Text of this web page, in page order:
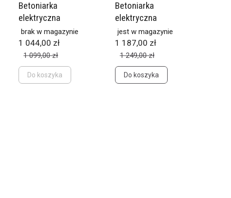
Betoniarka
elektryczna
brak w magazynie
1 044,00 zł
1 099,00 zł
Do koszyka
Betoniarka
elektryczna
jest w magazynie
1 187,00 zł
1 249,00 zł
Do koszyka